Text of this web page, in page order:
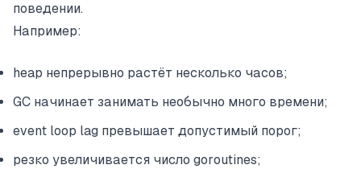
поведении.
Например:
heap непрерывно растёт несколько часов;
GC начинает занимать необычно много времени;
event loop lag превышает допустимый порог;
резко увеличивается число goroutines;